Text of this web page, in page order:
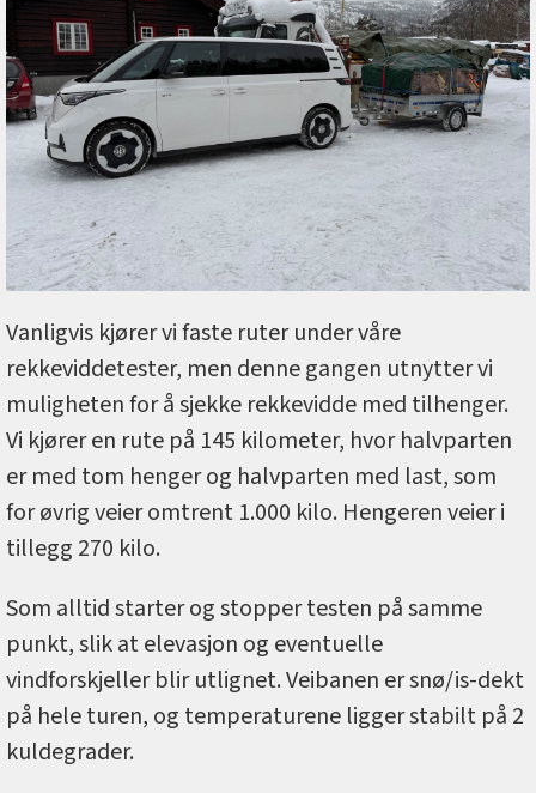
Vanligvis kjører vi faste ruter under våre
rekkeviddetester, men denne gangen utnytter vi
muligheten for å sjekke rekkevidde med tilhenger.
Vi kjører en rute på 145 kilometer, hvor halvparten
er med tom henger og halvparten med last, som
for øvrig veier omtrent 1.000 kilo. Hengeren veier i
tillegg 270 kilo.
Som alltid starter og stopper testen på samme
punkt, slik at elevasjon og eventuelle
vindforskjeller blir utlignet. Veibanen er snø/is-dekt
på hele turen, og temperaturene ligger stabilt på 2
kuldegrader.